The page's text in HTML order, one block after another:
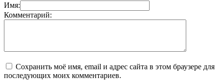
Имя:
Комментарий:
Сохранить моё имя, email и адрес сайта в этом браузере для
последующих моих комментариев.